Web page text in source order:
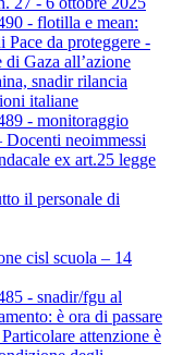
- flotilla e mean:
da proteggere -
Gaza all’azione
snadir rilancia
italiane
- monitoraggio
neoimmessi
ex art.25 legge
il personale di
cisl scuola – 14
- snadir/fgu al
è ora di passare
attenzione è